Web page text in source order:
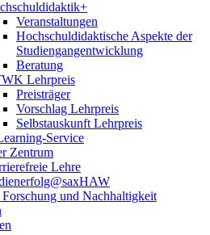
Veranstaltungen
Hochschuldidaktische Aspekte der
Studiengangentwicklung
Beratung
Lehrpreis
Preisträger
Vorschlag Lehrpreis
Selbstauskunft Lehrpreis
Service
Zentrum
Lehre
und Nachhaltigkeit